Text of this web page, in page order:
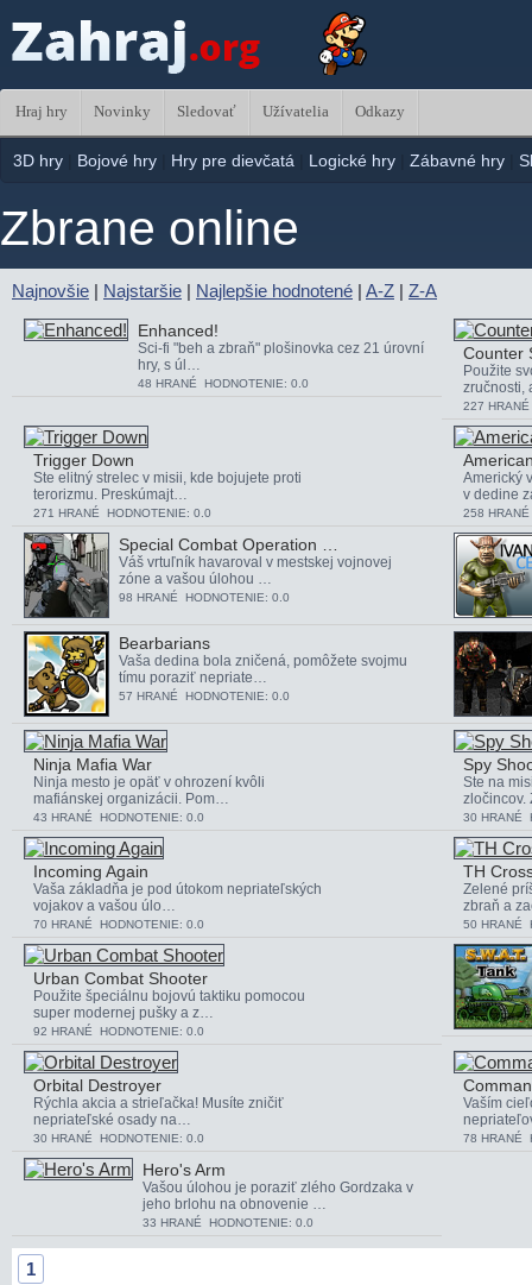
Hraj hry Novinky Sledovať Užívatelia Odkazy
3D hry Bojové hry Hry pre dievčatá Logické hry Zábavné hry
Zbrane online
Najnovšie | Najstaršie | Najlepšie hodnotené | A-Z | Z-A
Enhanced!
Sci-fi "beh a zbraň" plošinovka cez 21 úrovní
hry, s úl…
48 HRANÉ HODNOTENIE: 0.0
Counter
Použite
zručnosti,
227
Trigger Down
Ste elitný strelec v misii, kde bojujete proti
terorizmu. Preskúmajt…
271 HRANÉ HODNOTENIE: 0.0
Americký
v dedine
258
Special Combat Operation …
Váš vrtuľník havaroval v mestskej vojnovej
zóne a vašou úlohou …
98 HRANÉ HODNOTENIE: 0.0
Bearbarians
Vaša dedina bola zničená, pomôžete svojmu
tímu poraziť nepriate…
57 HRANÉ HODNOTENIE: 0.0
Ninja Mafia War
Ninja mesto je opäť v ohrození kvôli
mafiánskej organizácii. Pom…
43 HRANÉ HODNOTENIE: 0.0
Spy
Ste na
30 HRANÉ
Incoming Again
Vaša základňa je pod útokom nepriateľských
vojakov a vašou úlo…
70 HRANÉ HODNOTENIE: 0.0
TH
Zelené
zbraň a
50 HRANÉ
Urban Combat Shooter
Použite špeciálnu bojovú taktiku pomocou
super modernej pušky a z…
92 HRANÉ HODNOTENIE: 0.0
Orbital Destroyer
Rýchla akcia a strieľačka! Musíte zničiť
nepriateľské osady na…
30 HRANÉ HODNOTENIE: 0.0
Vaším
78 HRANÉ
Hero's Arm
Vašou úlohou je poraziť zlého Gordzaka v
jeho brlohu na obnovenie …
33 HRANÉ HODNOTENIE: 0.0
1